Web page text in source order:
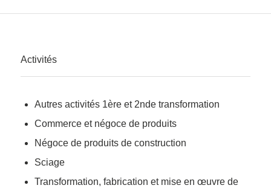
Activités
Autres activités 1ère et 2nde transformation
Commerce et négoce de produits
Négoce de produits de construction
Sciage
Transformation, fabrication et mise en œuvre de